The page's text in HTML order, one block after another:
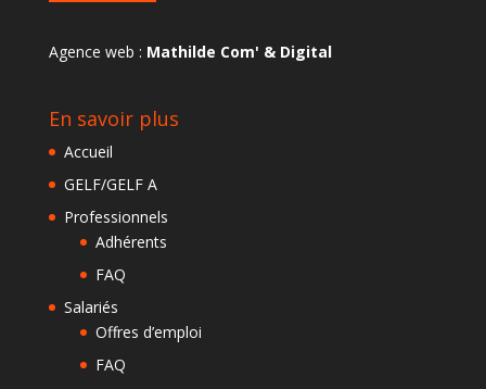
Agence web : Mathilde Com' & Digital
En savoir plus
Accueil
GELF/GELF A
Professionnels
Adhérents
FAQ
Salariés
Offres d’emploi
FAQ